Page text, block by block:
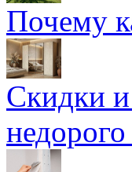
Почему
Скидки